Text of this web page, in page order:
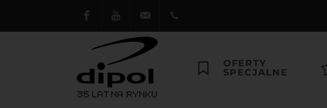
FacebookYoutube dipol@dipol.com.pl
OFERTY
SPECJALNE